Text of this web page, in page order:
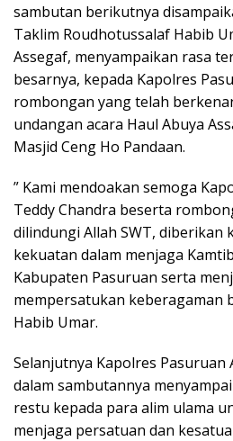
sambutan berikutnya
Taklim Roudhotussalaf Habib
Assegaf, menyampaikan rasa
besarnya, kepada Kapolres
rombongan yang telah
undangan acara Haul Abuya
Masjid Ceng Ho Pandaan.
” Kami mendoakan semoga
Teddy Chandra beserta
dilindungi Allah SWT, diberikan
kekuatan dalam menjaga
Kabupaten Pasuruan serta
mempersatukan keberagaman
Habib Umar.
Selanjutnya Kapolres Pasuruan
dalam sambutannya
restu kepada para alim ulama
menjaga persatuan dan